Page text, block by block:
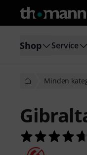
Shop Service
Minden